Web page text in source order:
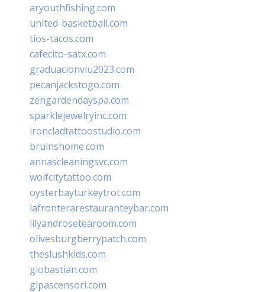
aryouthfishing.com
united-basketball.com
tios-tacos.com
cafecito-satx.com
graduacionviu2023.com
pecanjackstogo.com
zengardendayspa.com
sparklejewelryinc.com
ironcladtattoostudio.com
bruinshome.com
annascleaningsvc.com
wolfcitytattoo.com
oysterbayturkeytrot.com
lafronterarestauranteybar.com
lilyandrosetearoom.com
olivesburgberrypatch.com
theslushkids.com
giobastian.com
glpascensori.com